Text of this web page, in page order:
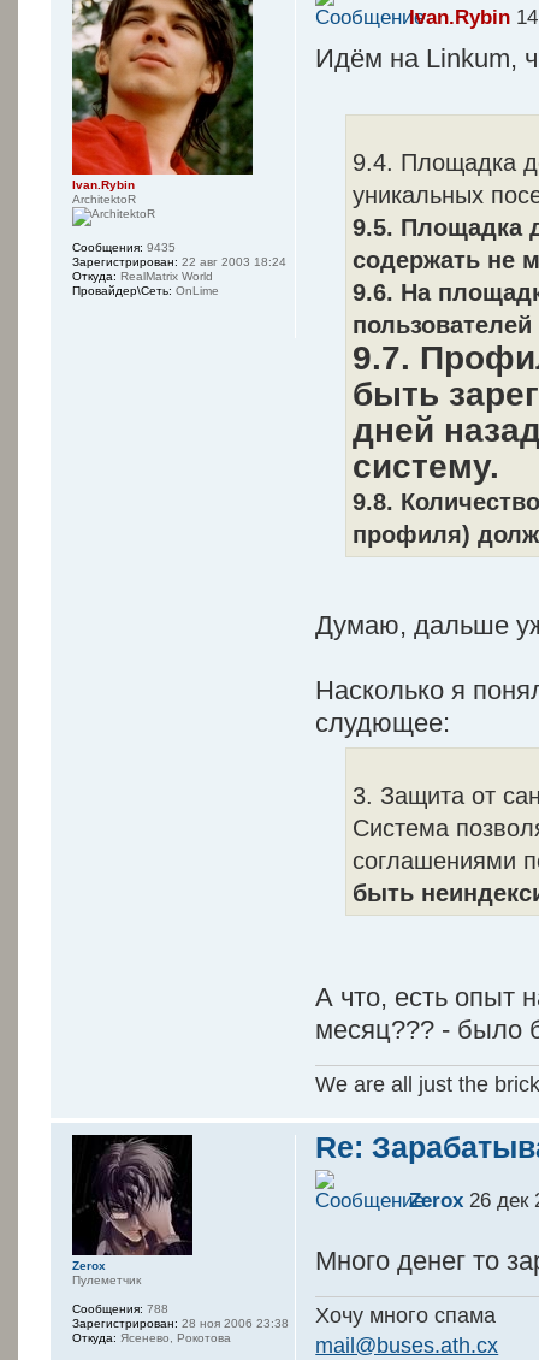
Ivan.Rybin
Идём на Linkum,
9.4. Площадка
уникальных
9.5. Площадка
содержать не
9.6. На
9.7.
быть
дней
систему.
9.8.
профиля)
Думаю, дальше
Насколько я
слудющее:
3. Защита от
Система
соглашениями
быть
А что, есть опыт
месяц??? - было
We are all just the
Ivan.Rybin
ArchitektoR
Сообщения: 9435
Зарегистрирован: 22 авг 2003 18:24
Откуда: RealMatrix World
Провайдер\Сеть: OnLime
Re:
Zerox 26 дек
Много денег то
Хочу много спама
mail@buses.ath.cx
Zerox
Пулеметчик
Сообщения: 788
Зарегистрирован: 28 ноя 2006 23:38
Откуда: Ясенево, Рокотова